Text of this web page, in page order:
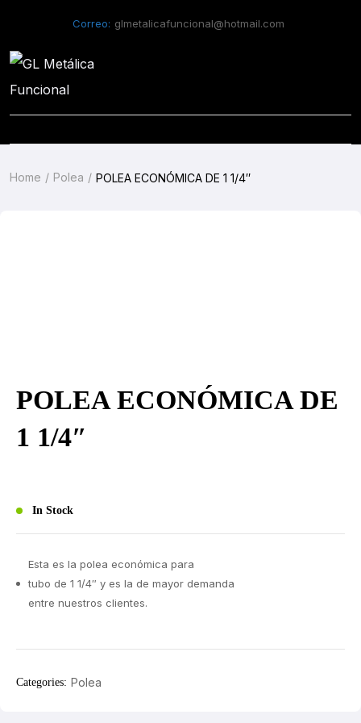
Correo: glmetalicafuncional@hotmail.com
Home Polea POLEA ECONÓMICA DE 1 1/4″
POLEA ECONÓMICA DE
1 1/4″
In Stock
Esta es la polea económica para
tubo de 1 1/4″ y es la de mayor demanda
entre nuestros clientes.
Categories: Polea